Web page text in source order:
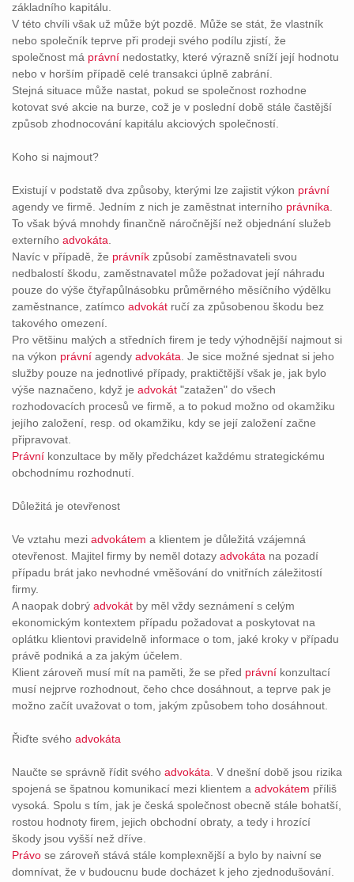
základního kapitálu.
V této chvíli však už může být pozdě. Může se stát, že vlastník
nebo společník teprve při prodeji svého podílu zjistí, že
společnost má právní nedostatky, které výrazně sníží její hodnotu
nebo v horším případě celé transakci úplně zabrání.
Stejná situace může nastat, pokud se společnost rozhodne
kotovat své akcie na burze, což je v poslední době stále častější
způsob zhodnocování kapitálu akciových společností.
Koho si najmout?
Existují v podstatě dva způsoby, kterými lze zajistit výkon právní
agendy ve firmě. Jedním z nich je zaměstnat interního právníka
To však bývá mnohdy finančně náročnější než objednání služeb
externího advokáta
Navíc v případě, že právník způsobí zaměstnavateli svou
nedbalostí škodu, zaměstnavatel může požadovat její náhradu
pouze do výše čtyřapůlnásobku průměrného měsíčního výdělku
zaměstnance, zatímco advokát ručí za způsobenou škodu bez
takového omezení.
Pro většinu malých a středních firem je tedy výhodnější najmout si
na výkon právní agendy advokáta . Je sice možné sjednat si jeho
služby pouze na jednotlivé případy, praktičtější však je, jak bylo
výše naznačeno, když je advokát "zatažen" do všech
rozhodovacích procesů ve firmě, a to pokud možno od okamžiku
jejího založení, resp. od okamžiku, kdy se její založení začne
připravovat.
Právní konzultace by měly předcházet každému strategickému
obchodnímu rozhodnutí.
Důležitá je otevřenost
Ve vztahu mezi advokátem a klientem je důležitá vzájemná
otevřenost. Majitel firmy by neměl dotazy advokáta na pozadí
případu brát jako nevhodné vměšování do vnitřních záležitostí
firmy.
A naopak dobrý advokát by měl vždy seznámení s celým
ekonomickým kontextem případu požadovat a poskytovat na
oplátku klientovi pravidelně informace o tom, jaké kroky v případu
právě podniká a za jakým účelem.
Klient zároveň musí mít na paměti, že se před právní konzultací
musí nejprve rozhodnout, čeho chce dosáhnout, a teprve pak je
možno začít uvažovat o tom, jakým způsobem toho dosáhnout.
Řiďte svého advokáta
Naučte se správně řídit svého advokáta . V dnešní době jsou rizika
spojená se špatnou komunikací mezi klientem a advokátem příliš
vysoká. Spolu s tím, jak je česká společnost obecně stále bohatší,
rostou hodnoty firem, jejich obchodní obraty, a tedy i hrozící
škody jsou vyšší než dříve.
Právo se zároveň stává stále komplexnější a bylo by naivní se
domnívat, že v budoucnu bude docházet k jeho zjednodušování.